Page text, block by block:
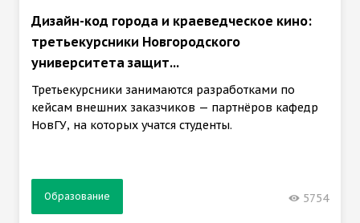
Дизайн-код города и краеведческое кино:
третьекурсники Новгородского
университета защит...
Третьекурсники занимаются разработками по
кейсам внешних заказчиков — партнёров кафедр
НовГУ, на которых учатся студенты.
Образование 5754